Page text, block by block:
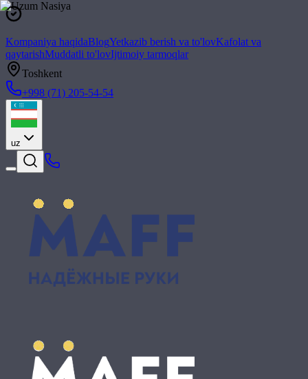
Kompaniya haqidaBlogYetkazib berish va to'lovKafolat va
qaytarishMuddatli to'lovIjtimoiy tarmoqlar
Toshkent
+998 (71) 205-54-54
uz